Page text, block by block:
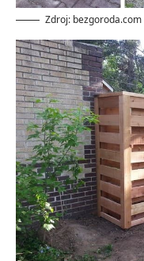
Zdroj: bezgoroda.com